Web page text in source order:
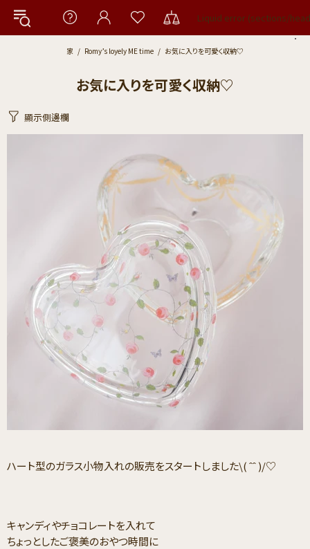
Liquid error (sections/
家 Romy’s loyely ME time お気に入りを可愛く収納♡
お気に入りを​可愛く​収納♡
顯示側邊欄
ハート型のガラス小物入れの販売をスタートしました\( ˆˆ )/♡
キャンディやチョコレートを入れて
ちょっとしたご褒美のおやつ時間に